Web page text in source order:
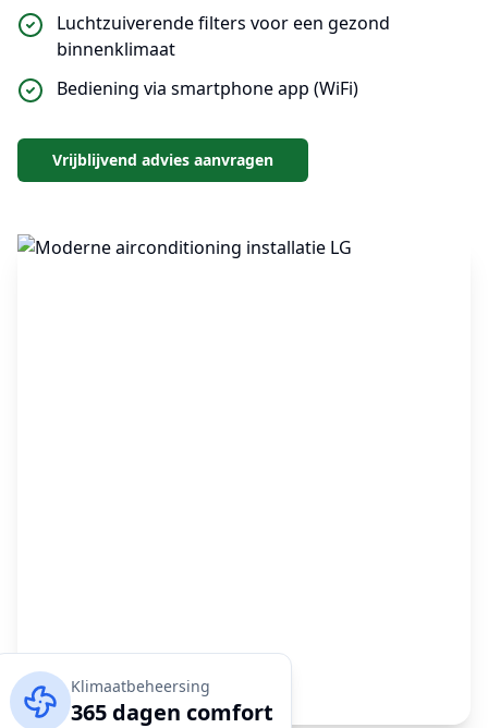
Luchtzuiverende filters voor een gezond
binnenklimaat
Bediening via smartphone app (WiFi)
Vrijblijvend advies aanvragen
Klimaatbeheersing
365 dagen comfort